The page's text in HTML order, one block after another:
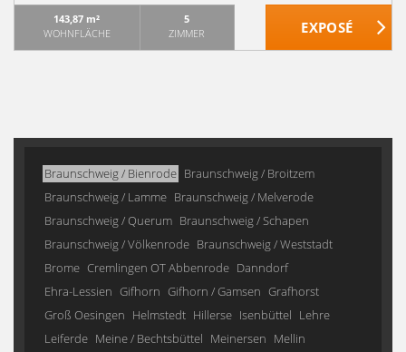
143,87 m²
WOHNFLÄCHE
5
ZIMMER
Braunschweig / Bienrode Braunschweig / Broitzem
Braunschweig / Lamme Braunschweig / Melverode
Braunschweig / Querum Braunschweig / Schapen
Braunschweig / Völkenrode Braunschweig / Weststadt
Brome Cremlingen OT Abbenrode Danndorf
Ehra-Lessien Gifhorn Gifhorn / Gamsen Grafhorst
Groß Oesingen Helmstedt Hillerse Isenbüttel Lehre
Leiferde Meine / Bechtsbüttel Meinersen Mellin